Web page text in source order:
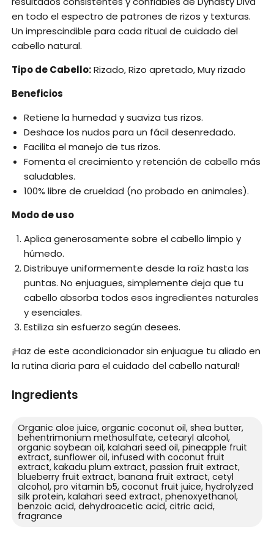
en todo el espectro de patrones de rizos y texturas.
Un imprescindible para cada ritual de cuidado del
cabello natural.
Tipo de Cabello:Rizado, Rizo apretado, Muy rizado
Beneficios
Retiene la humedad y suaviza tus rizos.
Deshace los nudos para un fácil desenredado.
Facilita el manejo de tus rizos.
Fomenta el crecimiento y retención de cabello más
saludables.
100% libre de crueldad (no probado en animales).
Modo de uso
Aplica generosamente sobre el cabello limpio y
húmedo.
Distribuye uniformemente desde la raíz hasta las
puntas. No enjuagues, simplemente deja que tu
cabello absorba todos esos ingredientes naturales
y esenciales.
Estiliza sin esfuerzo según desees.
¡Haz de este acondicionador sin enjuague tu aliado en
la rutina diaria para el cuidado del cabello natural!
Ingredients
Organic aloe juice, organic coconut oil, shea butter,
behentrimonium methosulfate, cetearyl alcohol,
organic soybean oil, kalahari seed oil, pineapple fruit
extract, sunflower oil, infused with coconut fruit
extract, kakadu plum extract, passion fruit extract,
blueberry fruit extract, banana fruit extract, cetyl
alcohol, pro vitamin b5, coconut fruit juice, hydrolyzed
silk protein, kalahari seed extract, phenoxyethanol,
benzoic acid, dehydroacetic acid, citric acid,
fragrance